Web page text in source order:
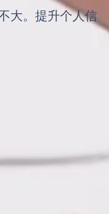
大。提升个人信